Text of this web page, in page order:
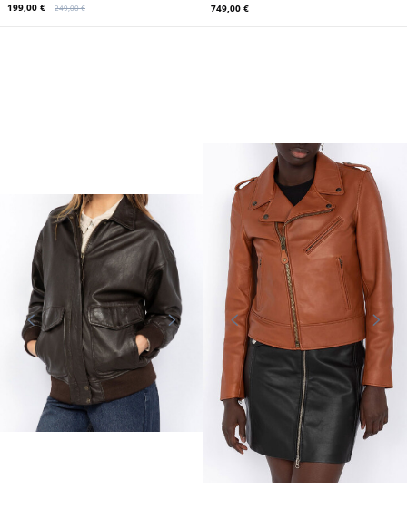
199,00 € 249,00 € 749,00 €